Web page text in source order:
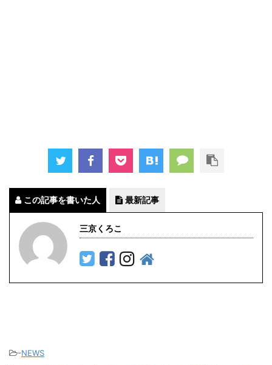
この記事を書いた人 最新記事
三京くろこ
-NEWS